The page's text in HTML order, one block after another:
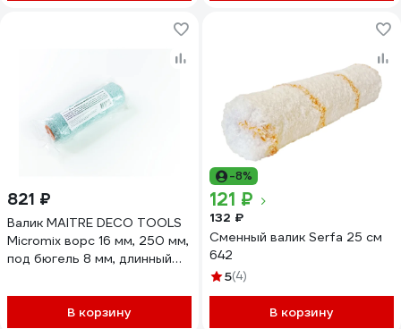
821 ₽
Валик MAITRE DECO TOOLS
Micromix ворс 16 мм, 250 мм,
под бюгель 8 мм, длинный
MD IN00005
В корзину
-8%
121 ₽
132 ₽
Сменный валик Serfa 25 см
642
5(4)
В корзину